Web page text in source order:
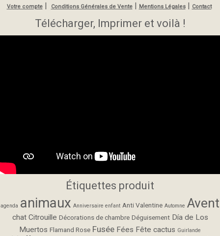
Votre compte| Conditions Générales de Vente| Mentions Légales | Contact
Télécharger, Imprimer et voilà !
Étiquettes produit
agenda animaux Anniversaire enfant Anti Valentine Automne Avent
chat Citrouille Décorations de chambre Déguisement Día de Los
Muertos Flamand Rose Fusée Fées Fête cactus Guirlande